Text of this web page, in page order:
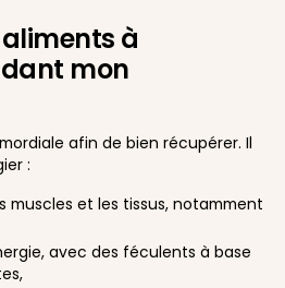
à
mon
afin de bien récupérer. Il
:
muscles et les tissus, notamment
avec des féculents à base